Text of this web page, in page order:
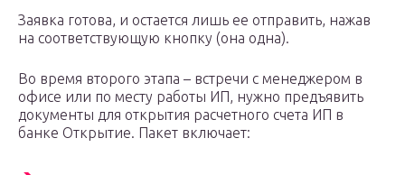
Заявка готова, и остается лишь ее отправить, нажав
на соответствующую кнопку (она одна).
Во время второго этапа – встречи с менеджером в
офисе или по месту работы ИП, нужно предъявить
документы для открытия расчетного счета ИП в
банке Открытие. Пакет включает: